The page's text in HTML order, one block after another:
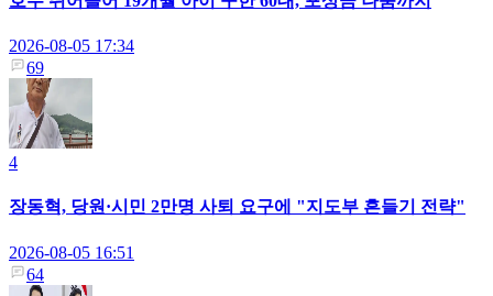
2026-08-05 17:34
69
4
장동혁, 당원·시민 2만명 사퇴 요구에 "지도부 흔들기 전략"
2026-08-05 16:51
64